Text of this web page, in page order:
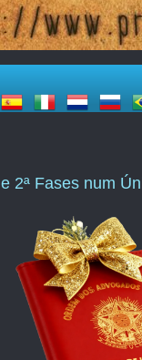
2ª Fases num